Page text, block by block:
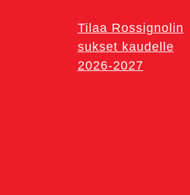
Tilaa Rossignolin
sukset kaudelle
2026-2027